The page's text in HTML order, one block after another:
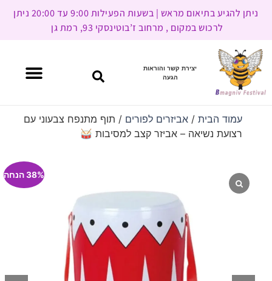
ניתן להגיע בתיאום מראש | בשעות הפעילות 9:00 עד 20:00 ניתן
לרכוש במקום , מרחוב ז’בוטינסקי 93, רמת גן
יצירת קשר והוראות
הגעה
עמוד הבית/ אביזרים לפורים / תוף מתנפח צבעוני עם
רצועת נשיאה – אביזר קצב למסיבות 🥁
38% הנחה